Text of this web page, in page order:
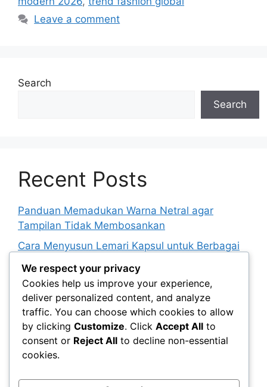
Leave a comment
Search
Search
Recent Posts
Panduan Memadukan Warna Netral agar
Tampilan Tidak Membosankan
Cara Menyusun Lemari Kapsul untuk Berbagai
Peran Istirahat yang Cukup dalam Menunjang
Penampilan dan Kebugaran
Panduan Menentukan Jadwal Perawatan Diri
yang Realistis
Cara Menjaga Kebersihan Peralatan Rias untuk
We respect your privacy
Cookies help us improve your experience,
deliver personalized content, and analyze
traffic. You can choose which cookies to allow
by clicking Customize. Click Accept All to
consent or Reject All to decline non-essential
cookies.